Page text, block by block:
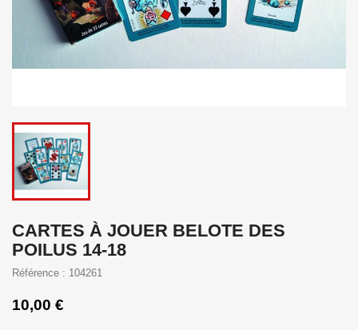
CARTES À JOUER BELOTE DES
POILUS 14-18
Référence : 104261
10,00 €